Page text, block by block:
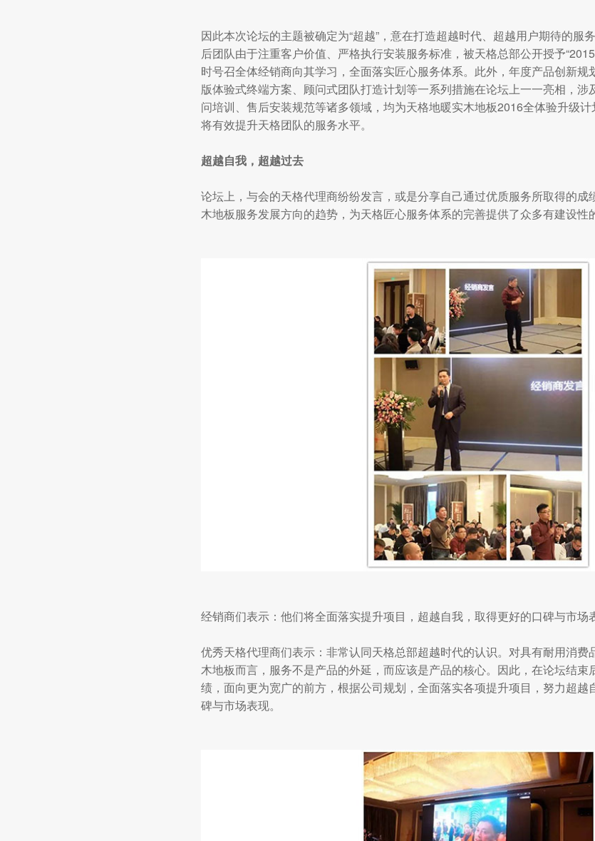
因此本次论坛的主题被确定为“超越”，意在打造超越时代、超越用户期待的服
后团队由于注重客户价值、严格执行安装服务标准，被天格总部公开授予
时号召全体经销商向其学习，全面落实匠心服务体系。此外，年度产品创新规
版体验式终端方案、顾问式团队打造计划等一系列措施在论坛上一一亮相，涉
问培训、售后安装规范等诸多领域，均为天格地暖实木地板2016全体验升级
将有效提升天格团队的服务水平。
超越自我，超越过去
论坛上，与会的天格代理商纷纷发言，或是分享自己通过优质服务所取得的成
木地板服务发展方向的趋势，为天格匠心服务体系的完善提供了众多有建设性
经销商们表示：他们将全面落实提升项目，超越自我，取得更好的口碑与市场
优秀天格代理商们表示：非常认同天格总部超越时代的认识。对具有耐用消费
木地板而言，服务不是产品的外延，而应该是产品的核心。因此，在论坛结
绩，面向更为宽广的前方，根据公司规划，全面落实各项提升项目，努力超越
碑与市场表现。